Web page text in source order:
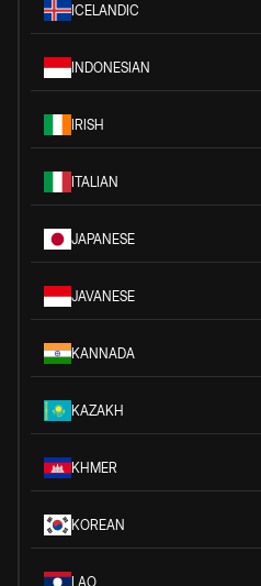
ICELANDIC
INDONESIAN
IRISH
ITALIAN
JAPANESE
JAVANESE
KANNADA
KAZAKH
KHMER
KOREAN
LAO